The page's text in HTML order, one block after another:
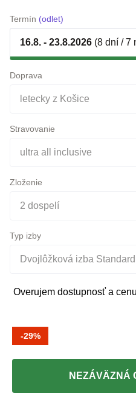
16.8. - 23.8.2026
letecky z Košice
Stravovanie
ultra all inclusive
Zloženie
2 dospelí
Typ izby
Dvojlôžková izba Standard
Overujem dostupnosť a cenu
NEZÁVÄZNÁ